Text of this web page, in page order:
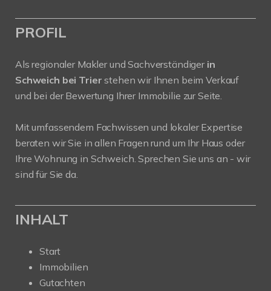
PROFIL
Als regionaler Makler und Sachverständigerin
Schweich bei Trierstehen wir Ihnen beim Verkauf
und bei der Bewertung Ihrer Immobilie zur Seite.
Mit umfassendem Fachwissen und lokaler Expertise
beraten wir Sie in allen Fragen rund um Ihr Haus oder
Ihre Wohnung in Schweich. Sprechen Sie uns an - wir
sind für Sie da.
INHALT
Start
Immobilien
Gutachten